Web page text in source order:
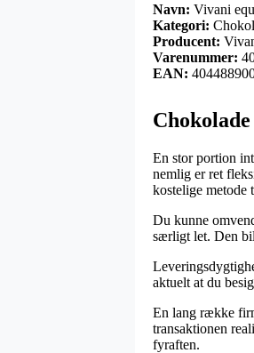
Navn: Vivani
Kategori:
Producent:
Varenummer:
EAN:
En stor portion
nemlig er ret
kostelige
Du kunne
særligt let. Den
aktuelt at du
En lang række
transaktionen
fyraften.